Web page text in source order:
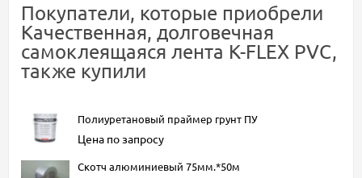
Покупатели, которые приобрели
Качественная, долговечная
самоклеящаяся лента K-FLEX PVC,
также купили
Полиуретановый праймер грунт ПУ
Цена по запросу
Скотч алюминиевый 75мм.*50м